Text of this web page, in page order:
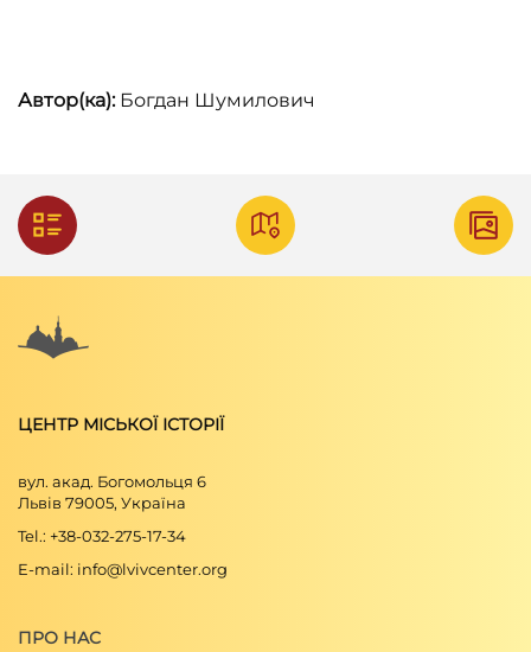
Автор(ка):Богдан Шумилович
ЦЕНТР МІСЬКОЇ ІСТОРІЇ
вул. акад. Богомольця 6
Львів 79005, Україна
Tel.: +38-032-275-17-34
E-mail: info@lvivcenter.org
ПРО НАС